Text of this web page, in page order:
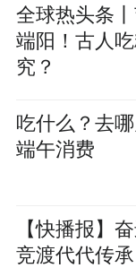
全球热头条
端阳！古人
究？
吃什么？去
端午消费
【快播报】
竞渡代代传